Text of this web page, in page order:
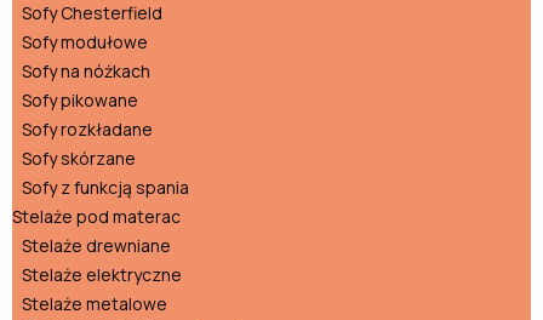
Sofy Chesterfield
Sofy modułowe
Sofy na nóżkach
Sofy pikowane
Sofy rozkładane
Sofy skórzane
Sofy z funkcją spania
Stelaże pod materac
Stelaże drewniane
Stelaże elektryczne
Stelaże metalowe